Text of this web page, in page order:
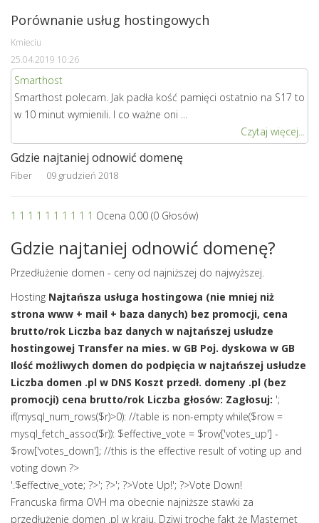
Porównanie usług hostingowych
Kmieciu
25.04.2019 10:26
Smarthost
Smarthost polecam. Jak padła kość pamięci ostatnio na S17 to
w 10 minut wymienili. I co ważne oni ...
Czytaj więcej...
Gdzie najtaniej odnowić domenę
Fiber 09 grudzień 2018
1 1 1 1 1 1 1 1 1 1 Ocena 0.00 (0 Głosów)
Gdzie najtaniej odnowić domenę?
Przedłużenie domen - ceny od najniższej do najwyższej.
Hosting Najtańsza usługa hostingowa (nie mniej niż
strona www + mail + baza danych) bez promocji, cena
brutto/rok Liczba baz danych w najtańszej usłudze
hostingowej Transfer na mies. w GB Poj. dyskowa w GB
Ilość możliwych domen do podpięcia w najtańszej usłudze
Liczba domen .pl w DNS Koszt przedł. domeny .pl (bez
promocji) cena brutto/rok Liczba głosów: Zagłosuj: ';
if(mysql_num_rows($r)>0): //table is non-empty while($row =
mysql_fetch_assoc($r)): $effective_vote = $row['votes_up'] -
$row['votes_down']; //this is the effective result of voting up and
voting down ?>
'.$effective_vote; ?>'; ?>'; ?>Vote Up!'; ?>Vote Down!
Francuska firma OVH ma obecnie najniższe stawki za
przedłużenie domen .pl w kraju. Dziwi trochę fakt że Masternet